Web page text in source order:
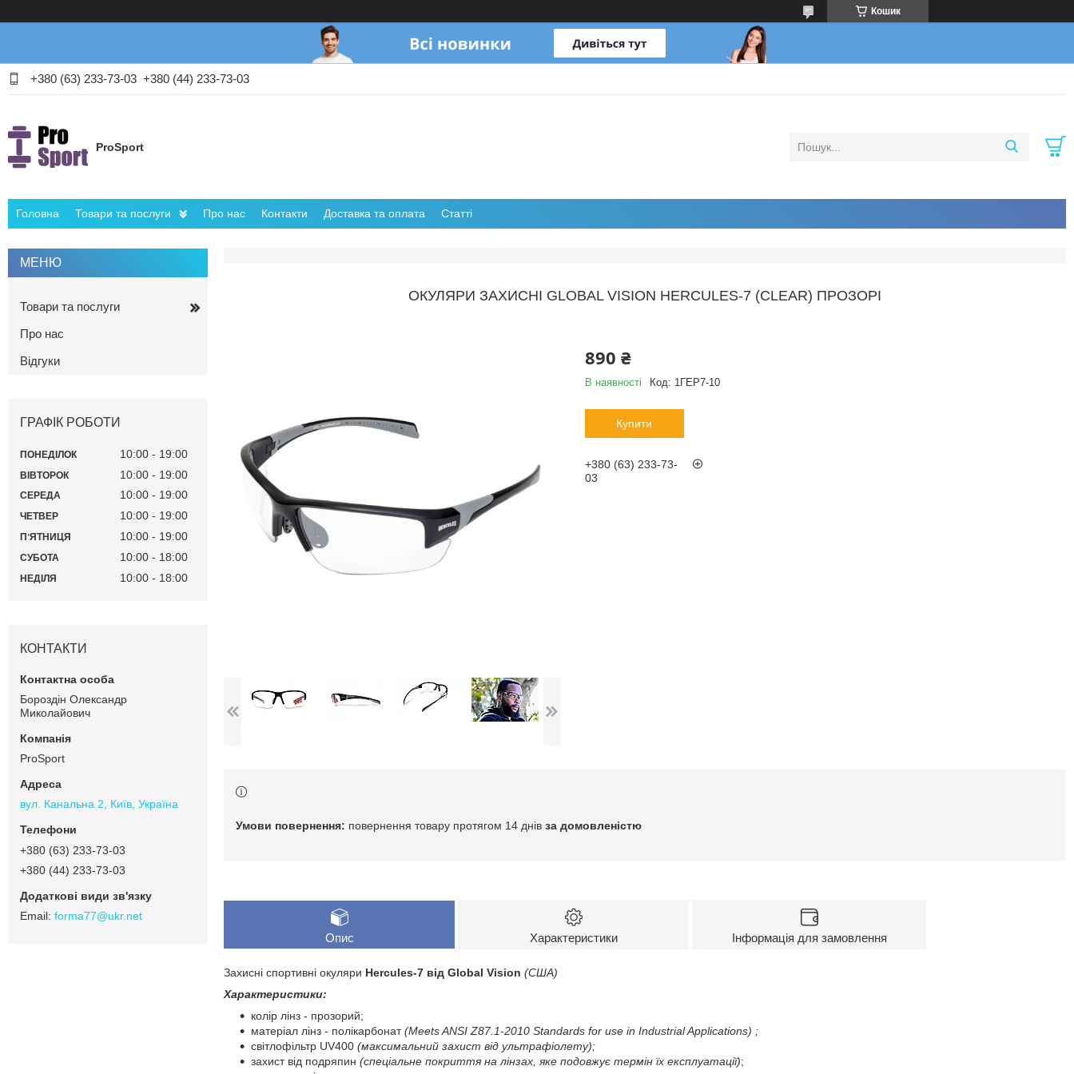
Кошик
+380 (63) 233-73-03 +380 (44) 233-73-03
ProSport
Головна Товари та послуги Про нас Контакти Доставка та оплата Статті
ОКУЛЯРИ ЗАХИСНІ GLOBAL VISION HERCULES-7 (CLEAR) ПРОЗОРІ
890 ₴
В наявності Код: 1ГЕР7-10
Купити
+380 (63) 233-73-
03
повернення товару протягом 14 днів за домовленістю
Опис Характеристики Інформація для замовлення
Захисні спортивні окуляри Hercules-7 від Global Vision (США)
Характеристики:
колір лінз - прозорий;
матеріал лінз - полікарбонат(Meets ANSI Z87.1-2010 Standards for use in Industrial Applications) ;
світлофільтр UV400 (максимальний захист від ультрафіолету);
захист від подряпин (спеціальне покриття на лінзах, яке подовжує термін їх експлуатації);
Товари та послуги
Про нас
Відгуки
ГРАФІК РОБОТИ
ПОНЕДІЛОК 10:00 19:00
ВІВТОРОК 10:00 19:00
СЕРЕДА 10:00 19:00
ЧЕТВЕР 10:00 19:00
ПʼЯТНИЦЯ 10:00 19:00
СУБОТА 10:00 18:00
НЕДІЛЯ 10:00 18:00
КОНТАКТИ
Бороздін Олександр
Миколайович
ProSport
вул. Канальна 2, Київ, Україна
+380 (63) 233-73-03
+380 (44) 233-73-03
forma77@ukr.net